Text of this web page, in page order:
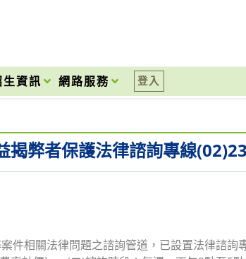
生資訊 網路服務 登入
揭弊者保護法律諮詢專線
件相關法律問題之諮詢管道，已設置法律諮詢